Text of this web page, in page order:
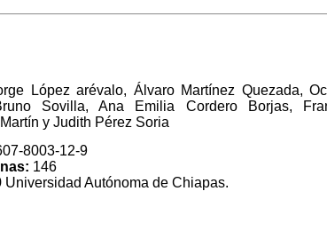
López arévalo, Álvaro Martínez Quezada,
Sovilla, Ana Emilia Cordero Borjas,
y Judith Pérez Soria
8003-12-9
146
Universidad Autónoma de Chiapas.